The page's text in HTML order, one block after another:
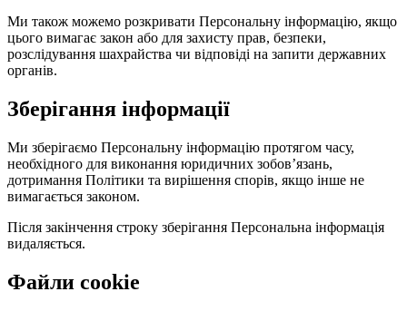
Ми також можемо розкривати Персональну інформацію, якщо
цього вимагає закон або для захисту прав, безпеки,
розслідування шахрайства чи відповіді на запити державних
органів.
Зберігання інформації
Ми зберігаємо Персональну інформацію протягом часу,
необхідного для виконання юридичних зобов’язань,
дотримання Політики та вирішення спорів, якщо інше не
вимагається законом.
Після закінчення строку зберігання Персональна інформація
видаляється.
Файли cookie